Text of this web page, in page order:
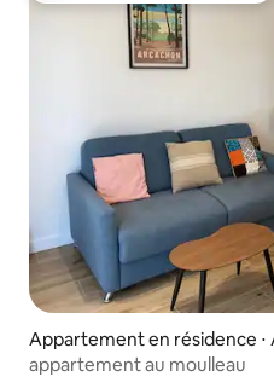
Appartement en résidence ⋅
appartement au moulleau